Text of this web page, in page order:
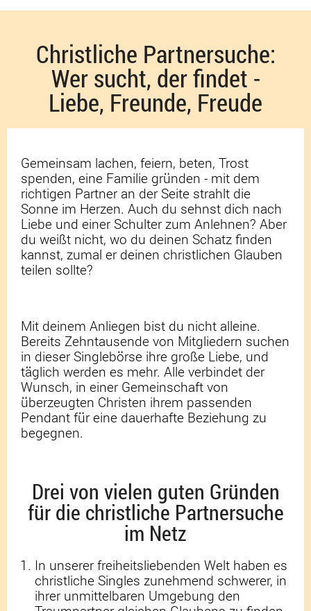
Christliche Partnersuche:
Wer sucht, der findet -
Liebe, Freunde, Freude
Gemeinsam lachen, feiern, beten, Trost
spenden, eine Familie gründen - mit dem
richtigen Partner an der Seite strahlt die
Sonne im Herzen. Auch du sehnst dich nach
Liebe und einer Schulter zum Anlehnen? Aber
du weißt nicht, wo du deinen Schatz finden
kannst, zumal er deinen christlichen Glauben
teilen sollte?
Mit deinem Anliegen bist du nicht alleine.
Bereits Zehntausende von Mitgliedern suchen
in dieser Singlebörse ihre große Liebe, und
täglich werden es mehr. Alle verbindet der
Wunsch, in einer Gemeinschaft von
überzeugten Christen ihrem passenden
Pendant für eine dauerhafte Beziehung zu
begegnen.
Drei von vielen guten Gründen
für die christliche Partnersuche
im Netz
In unserer freiheitsliebenden Welt haben es
christliche Singles zunehmend schwerer, in
ihrer unmittelbaren Umgebung den